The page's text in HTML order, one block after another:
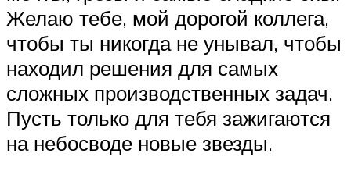
Желаю тебе, мой дорогой коллега,
чтобы ты никогда не унывал, чтобы
находил решения для самых
сложных производственных задач.
Пусть только для тебя зажигаются
на небосводе новые звезды.